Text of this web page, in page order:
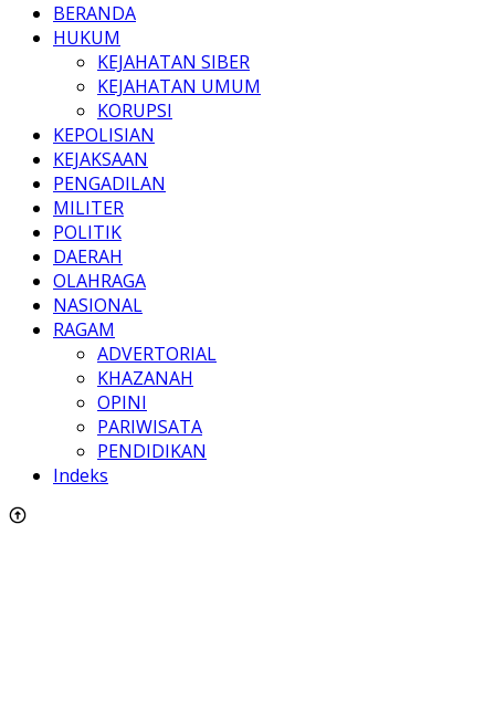
BERANDA
HUKUM
KEJAHATAN SIBER
KEJAHATAN UMUM
KORUPSI
KEPOLISIAN
KEJAKSAAN
PENGADILAN
MILITER
POLITIK
DAERAH
OLAHRAGA
NASIONAL
RAGAM
ADVERTORIAL
KHAZANAH
OPINI
PARIWISATA
PENDIDIKAN
Indeks